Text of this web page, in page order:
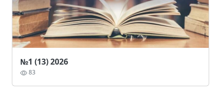
№1 (13) 2026
83